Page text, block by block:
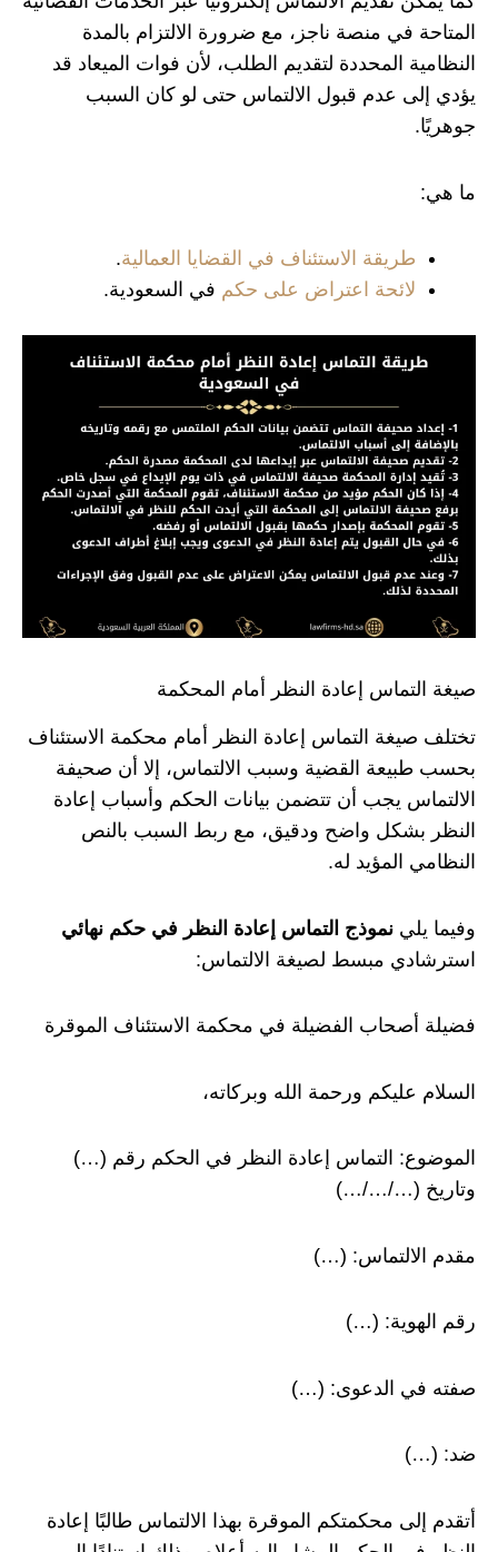
المتاحة في منصة ناجز، مع ضرورة الالتزام بالمدة
النظامية المحددة لتقديم الطلب، لأن فوات الميعاد قد
يؤدي إلى عدم قبول الالتماس حتى لو كان السبب
جوهريًا.
ما هي:
طريقة الاستئناف في القضايا العمالية.
لائحة اعتراض على حكم في السعودية.
صيغة التماس إعادة النظر أمام المحكمة
تختلف صيغة التماس إعادة النظر أمام محكمة الاستئناف
بحسب طبيعة القضية وسبب الالتماس، إلا أن صحيفة
الالتماس يجب أن تتضمن بيانات الحكم وأسباب إعادة
النظر بشكل واضح ودقيق، مع ربط السبب بالنص
النظامي المؤيد له.
وفيما يلي نموذج التماس إعادة النظر في حكم نهائي
استرشادي مبسط لصيغة الالتماس:
فضيلة أصحاب الفضيلة في محكمة الاستئناف الموقرة
السلام عليكم ورحمة الله وبركاته،
الموضوع: التماس إعادة النظر في الحكم رقم (…)
وتاريخ (…/…/…)
مقدم الالتماس: (…)
رقم الهوية: (…)
صفته في الدعوى: (…)
ضد: (…)
أتقدم إلى محكمتكم الموقرة بهذا الالتماس طالبًا إعادة